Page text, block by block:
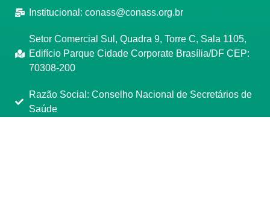
Institucional: conass@conass.org.br
Setor Comercial Sul, Quadra 9, Torre C, Sala 1105,
Edifício Parque Cidade Corporate Brasília/DF CEP:
70308-200
Razão Social: Conselho Nacional de Secretários de
Saúde